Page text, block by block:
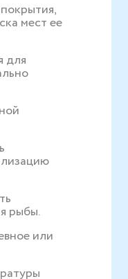
мест ее
для
рыбы.
или